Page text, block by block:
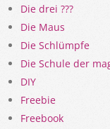
Die drei ???
Die Maus
Die Schlümpfe
Die Schule der
DIY
Freebie
Freebook